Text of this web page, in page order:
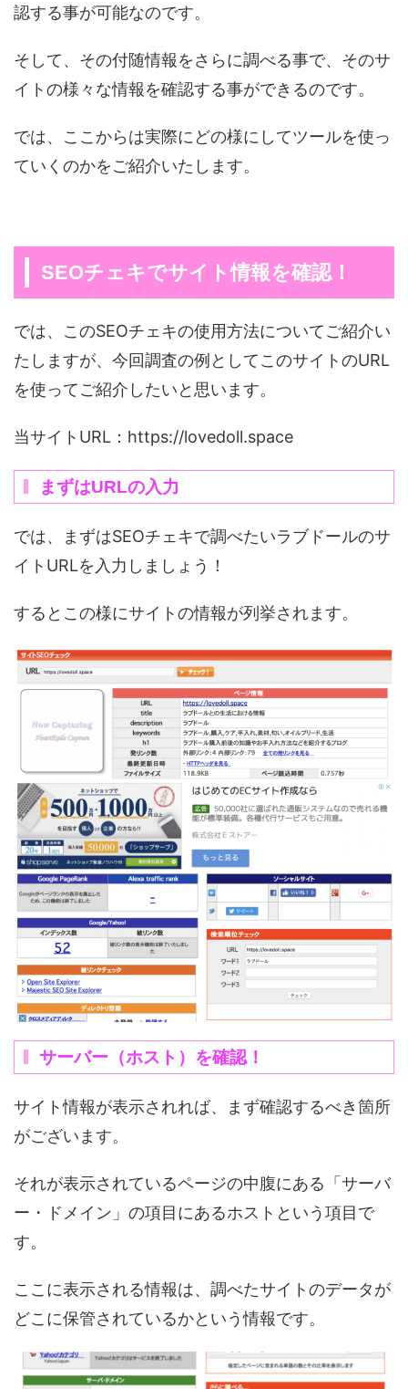
認する事が可能なのです。
そして、その付随情報をさらに調べる事で、そのサ
イトの様々な情報を確認する事ができるのです。
では、ここからは実際にどの様にしてツールを使っ
ていくのかをご紹介いたします。
SEOチェキでサイト情報を確認！
では、このSEOチェキの使用方法についてご紹介い
たしますが、今回調査の例としてこのサイトのURL
を使ってご紹介したいと思います。
当サイトURL：https://lovedoll.space
まずはURLの入力
では、まずはSEOチェキで調べたいラブドールのサ
イトURLを入力しましょう！
するとこの様にサイトの情報が列挙されます。
サーバー（ホスト）を確認！
サイト情報が表示されれば、まず確認するべき箇所
がございます。
それが表示されているページの中腹にある「サーバ
ー・ドメイン」の項目にあるホストという項目で
す。
ここに表示される情報は、調べたサイトのデータが
どこに保管されているかという情報です。